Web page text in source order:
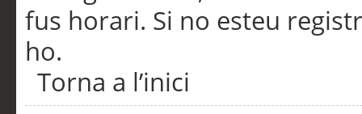
fus horari. Si no esteu
ho.
Torna a l’inici